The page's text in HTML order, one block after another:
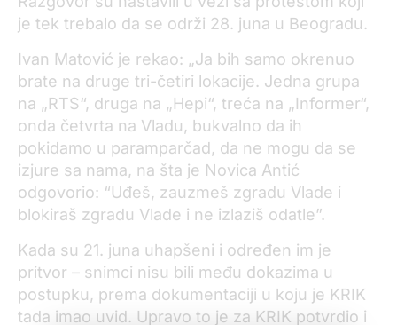
je tek trebalo da se održi 28. juna u Beogradu.
Ivan Matović je rekao: „Ja bih samo okrenuo
brate na druge tri-četiri lokacije. Jedna grupa
na „RTS“, druga na „Hepi“, treća na „Informer“,
onda četvrta na Vladu, bukvalno da ih
pokidamo u paramparčad, da ne mogu da se
izjure sa nama, na šta je Novica Antić
odgovorio: “Uđeš, zauzmeš zgradu Vlade i
blokiraš zgradu Vlade i ne izlaziš odatle”.
Kada su 21. juna uhapšeni i određen im je
pritvor – snimci nisu bili među dokazima u
postupku, prema dokumentaciji u koju je KRIK
tada imao uvid. Upravo to je za KRIK potvrdio i